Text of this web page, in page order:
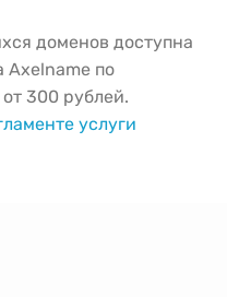
доменов доступна
Axelname по
300 рублей.
услуги